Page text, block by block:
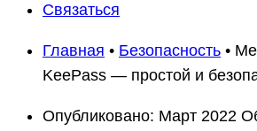
Связаться
Главная • Безопасность •
KeePass — простой и
Опубликовано: Март 2022